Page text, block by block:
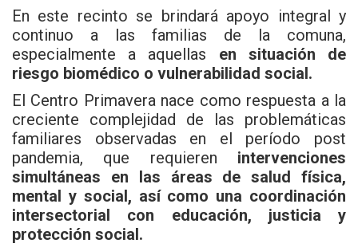
En este recinto se brindará apoyo integral y
continuo a las familias de la comuna,
especialmente a aquellas en situación de
riesgo biomédico o vulnerabilidad social.
El Centro Primavera nace como respuesta a la
creciente complejidad de las problemáticas
familiares observadas en el período post
pandemia, que requieren intervenciones
simultáneas en las áreas de salud física,
mental y social, así como una coordinación
intersectorial con educación, justicia y
protección social.